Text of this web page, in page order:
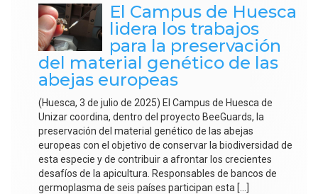
El Campus de Huesca
lidera los trabajos
para la preservación
del material genético de las
abejas europeas
(Huesca, 3 de julio de 2025) El Campus de Huesca de
Unizar coordina, dentro del proyecto BeeGuards, la
preservación del material genético de las abejas
europeas con el objetivo de conservar la biodiversidad de
esta especie y de contribuir a afrontar los crecientes
desafíos de la apicultura. Responsables de bancos de
germoplasma de seis países participan esta […]